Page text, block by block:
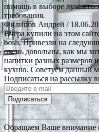
помощь в выборе лучшего
требования.
Филипов Андрей /
Вчера купили на этом
bosh. Привезли на
очень довольны, как мы
напитки разных размеров
кухню. Советуем данный
Подписаться на рассылку
Подписаться
Обращаем Ваше внимание